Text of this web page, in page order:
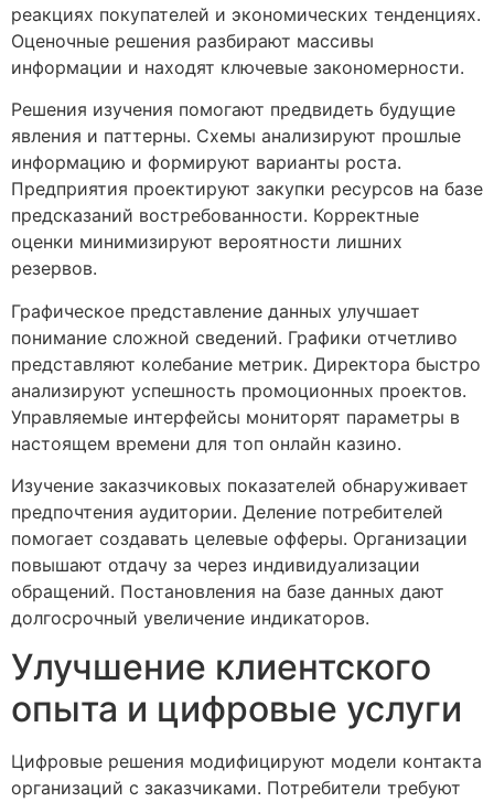
реакциях покупателей и экономических тенденциях.
Оценочные решения разбирают массивы
информации и находят ключевые закономерности.
Решения изучения помогают предвидеть будущие
явления и паттерны. Схемы анализируют прошлые
информацию и формируют варианты роста.
Предприятия проектируют закупки ресурсов на базе
предсказаний востребованности. Корректные
оценки минимизируют вероятности лишних
резервов.
Графическое представление данных улучшает
понимание сложной сведений. Графики отчетливо
представляют колебание метрик. Директора быстро
анализируют успешность промоционных проектов.
Управляемые интерфейсы мониторят параметры в
настоящем времени для топ онлайн казино.
Изучение заказчиковых показателей обнаруживает
предпочтения аудитории. Деление потребителей
помогает создавать целевые офферы. Организации
повышают отдачу за через индивидуализации
обращений. Постановления на базе данных дают
долгосрочный увеличение индикаторов.
Улучшение клиентского
опыта и цифровые услуги
Цифровые решения модифицируют модели контакта
организаций с заказчиками. Потребители требуют